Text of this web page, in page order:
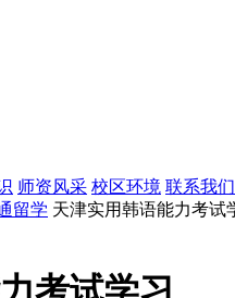
师资风采 校区环境 联系我们
留学 天津实用韩语能力考试